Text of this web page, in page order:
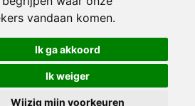
vandaan komen.
Ik ga akkoord
Ik weiger
Wijzig mijn voorkeuren